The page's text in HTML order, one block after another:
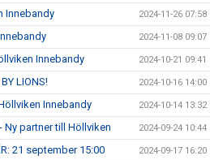
Innebandy 2024-11-26 07:58
2024-11-08 09:07
Innebandy 2024-10-21 09:41
LIONS! 2024-10-16 14:00
Innebandy 2024-10-14 13:32
Ny partner till Höllviken 2024-09-24 10:44
21 september 15:00 2024-09-17 16:20